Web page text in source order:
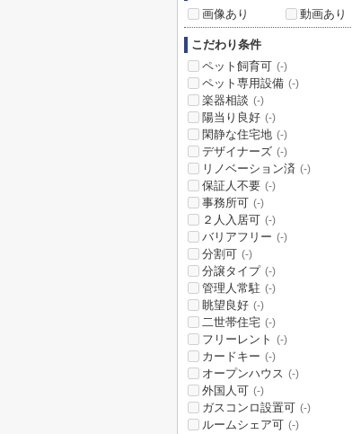
画像あり
動画あり
こだわり条件
ペット飼育可 (-)
ペット専用設備 (-)
楽器相談 (-)
陽当り良好 (-)
閑静な住宅地 (-)
デザイナーズ (-)
リノベーション済 (-)
保証人不要 (-)
事務所可 (-)
２人入居可 (-)
バリアフリー (-)
分割可 (-)
分譲タイプ (-)
管理人常駐 (-)
眺望良好 (-)
二世帯住宅 (-)
フリーレント (-)
カードキー (-)
オープンハウス (-)
外国人可 (-)
ガスコンロ設置可 (-)
ルームシェア可 (-)